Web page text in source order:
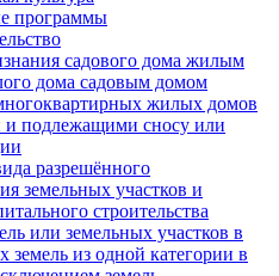
программы
садового дома жилым
дома садовым домом
жилых домов
подлежащими сносу или
разрешённого
земельных участков и
строительства
или земельных участков в
земель из одной категории в